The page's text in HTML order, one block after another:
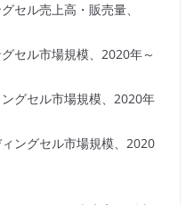
ル売上高・販売量、
ル市場規模、2020年～
グセル市場規模、2020年
ングセル市場規模、2020